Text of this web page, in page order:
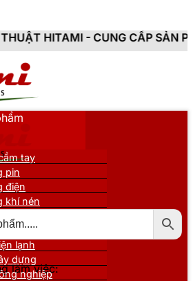
CẤP SẢN PHẨM CHÍNH
làm việc:
tay
pin
điện
khí nén
đỡ
lạnh
dựng
nghiệp